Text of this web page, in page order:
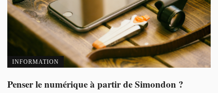
INFORMATION
Penser le numérique à partir de Simondon ?